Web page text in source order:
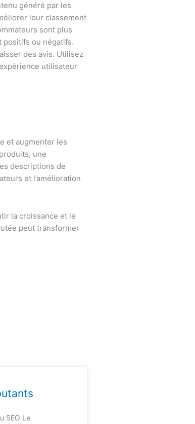
généré par les
leur classement
sont plus
positifs ou négatifs.
des avis. Utilisez
utilisateur
et augmenter les
une
descriptions de
et l’amélioration
la croissance et le
peut transformer
SEO Le